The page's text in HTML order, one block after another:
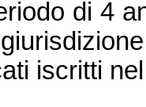
di 4
iscritti